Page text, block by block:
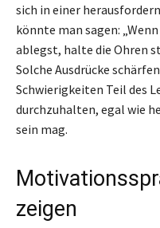
sich in einer
könnte man sagen:
ablegst, halte die Ohren
Solche Ausdrücke
Schwierigkeiten Teil des
durchzuhalten, egal wie
sein mag.
zeigen